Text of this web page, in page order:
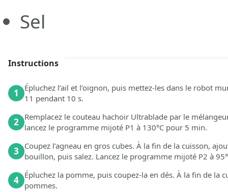
Sel
Instructions
1
Épluchez l’ail et l’oignon, puis mettez-les dans le robot
11 pendant 10 s.
2 Remplacez le couteau hachoir Ultrablade par le
lancez le programme mijoté P1 à 130°C pour 5 min.
3
Coupez l’agneau en gros cubes. À la fin de la cuisson,
bouillon, puis salez. Lancez le programme mijoté P2 à
4 Épluchez la pomme, puis coupez-la en dés. À la fin de la
pommes.